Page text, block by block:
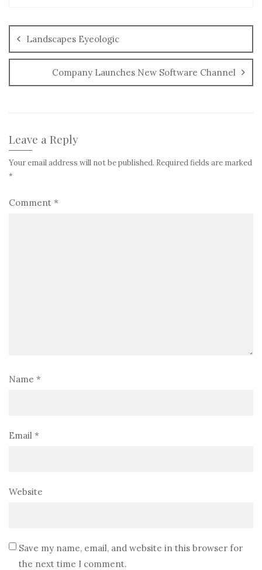
Landscapes Eyeologic
Company Launches New Software Channel
Leave a Reply
Your email address will not be published. Required fields are marked
*
Comment *
Name *
Email *
Website
Save my name, email, and website in this browser for
the next time I comment.